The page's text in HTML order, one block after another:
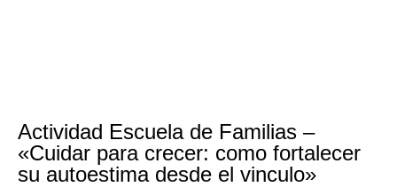
Actividad Escuela de Familias –
«Cuidar para crecer: como fortalecer
su autoestima desde el vinculo»